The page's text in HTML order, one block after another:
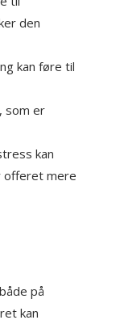
den
kan føre til
som er
kan
offeret mere
på
kan